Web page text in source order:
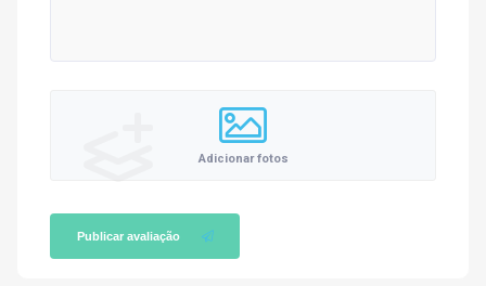
Adicionar fotos
Publicar avaliação